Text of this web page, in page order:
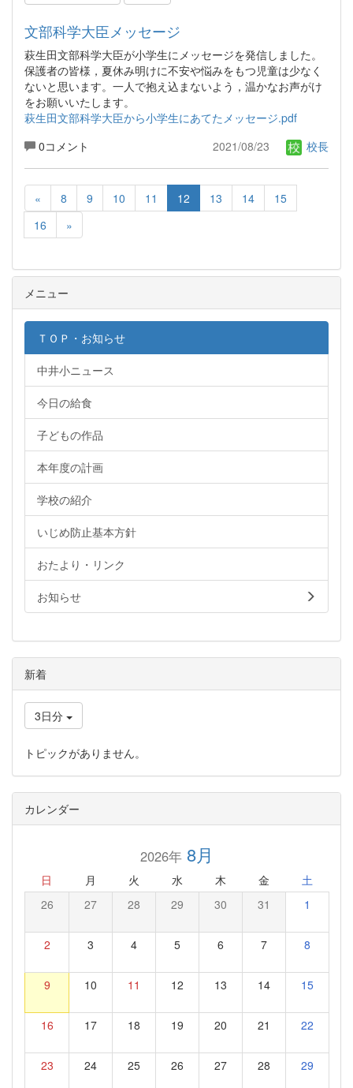
文部科学大臣メッセージ
萩生田文部科学大臣が小学生にメッセージを発信しました。
保護者の皆様，夏休み明けに不安や悩みをもつ児童は少なく
ないと思います。一人で抱え込まないよう，温かなお声がけ
をお願いいたします。
萩生田文部科学大臣から小学生にあてたメッセージ.pdf
0コメント
2021/08/23 校長
« 8 9 10 11 12 13 14
15
16
»
メニュー
ＴＯＰ・お知らせ
中井小ニュース
今日の給食
子どもの作品
本年度の計画
学校の紹介
いじめ防止基本方針
おたより・リンク
お知らせ
新着
3日分
トピックがありません。
カレンダー
2026年8月
日 月 火 水 木 金 土
26 27 28 29 30 31 1
2 3 4 5 6 7 8
9 10 11 12 13 14 15
16 17 18 19 20 21 22
23 24 25 26 27 28 29